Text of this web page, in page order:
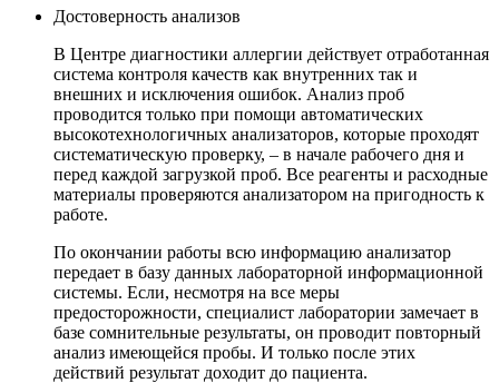
Достоверность анализов
В Центре диагностики аллергии действует отработанная
система контроля качеств как внутренних так и
внешних и исключения ошибок. Анализ проб
проводится только при помощи автоматических
высокотехнологичных анализаторов, которые проходят
систематическую проверку, – в начале рабочего дня и
перед каждой загрузкой проб. Все реагенты и расходные
материалы проверяются анализатором на пригодность к
работе.
По окончании работы всю информацию анализатор
передает в базу данных лабораторной информационной
системы. Если, несмотря на все меры
предосторожности, специалист лаборатории замечает в
базе сомнительные результаты, он проводит повторный
анализ имеющейся пробы. И только после этих
действий результат доходит до пациента.